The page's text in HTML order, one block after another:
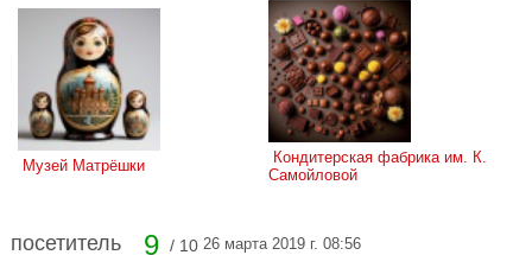
Музей Матрёшки
Самойловой
посетитель 9 / 10 26 марта 2019 г. 08:56